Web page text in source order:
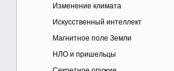
Изменение климата
Искусственный интеллект
Магнитное поле Земли
НЛО и пришельцы